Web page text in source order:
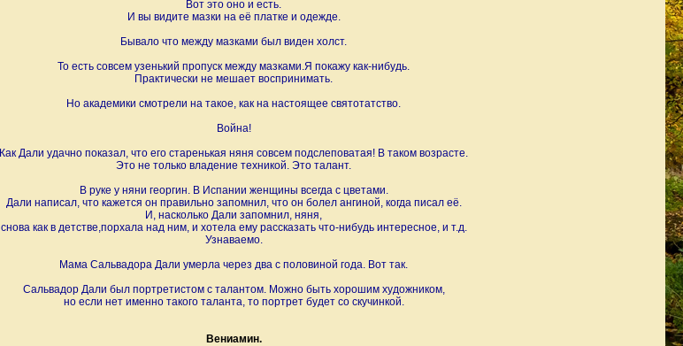
Вот это оно и есть.
И вы видите мазки на её платке и одежде.
Бывало что между мазками был виден холст.
То есть совсем узенький пропуск между мазками.Я покажу как-нибудь.
Практически не мешает воспринимать.
Но академики смотрели на такое, как на настоящее святотатство.
Война!
Как Дали удачно показал, что его старенькая няня совсем подслеповатая! В таком возрасте.
Это не только владение техникой. Это талант.
В руке у няни георгин. В Испании женщины всегда с цветами.
Дали написал, что кажется он правильно запомнил, что он болел ангиной, когда писал её.
И, насколько Дали запомнил, няня,
снова как в детстве,порхала над ним, и хотела ему рассказать что-нибудь интересное, и т.д.
Узнаваемо.
Мама Сальвадора Дали умерла через два с половиной года. Вот так.
Сальвадор Дали был портретистом с талантом. Можно быть хорошим художником,
но если нет именно такого таланта, то портрет будет со скучинкой.
Вениамин.